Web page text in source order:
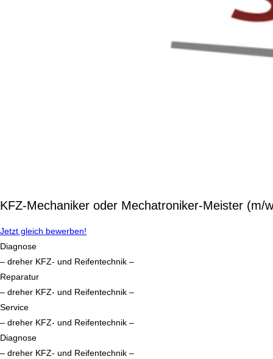
KFZ-Mechaniker oder Mechatroniker-Meister (m/
Jetzt gleich bewerben!
Diagnose
– dreher KFZ- und Reifentechnik –
Reparatur
– dreher KFZ- und Reifentechnik –
Service
– dreher KFZ- und Reifentechnik –
Diagnose
– dreher KFZ- und Reifentechnik –